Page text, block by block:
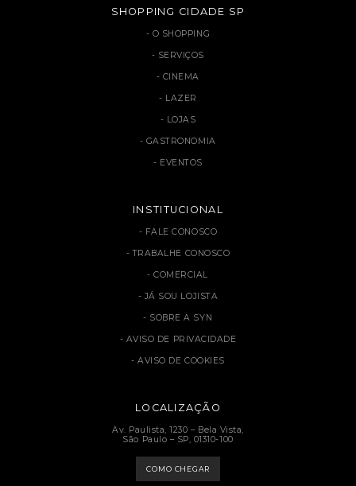
SHOPPING CIDADE SP
O SHOPPING
SERVIÇOS
CINEMA
LAZER
LOJAS
GASTRONOMIA
EVENTOS
INSTITUCIONAL
FALE CONOSCO
TRABALHE CONOSCO
COMERCIAL
JÁ SOU LOJISTA
SOBRE A SYN
AVISO DE PRIVACIDADE
AVISO DE COOKIES
LOCALIZAÇÃO
Av. Paulista, 1230 – Bela Vista,
São Paulo – SP, 01310-100
COMO CHEGAR